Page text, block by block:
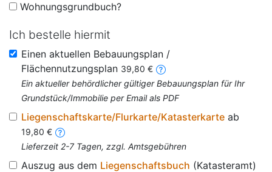
Wohnungsgrundbuch?
Ich bestelle hiermit
Einen aktuellen Bebauungsplan /
Flächennutzungsplan 39,80 €
Ein aktueller behördlicher gültiger Bebauungsplan für Ihr
Grundstück/Immobilie per Email als PDF
Liegenschaftskarte/Flurkarte/Katasterkarte ab
19,80 €
Lieferzeit 2-7 Tagen, zzgl. Amtsgebühren
Auszug aus dem Liegenschaftsbuch (Katasteramt)